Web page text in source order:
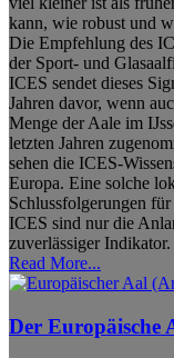
kann, wie robust und
Die Empfehlung des
der Sport- und
ICES sendet dieses
Jahren davor, wenn
Menge der Aale im
letzten Jahren
sehen die ICES-
Europa. Eine solche
Schlussfolgerungen
ICES sind nur die
zuverlässiger Indikator.
Read More...
Der Europäische